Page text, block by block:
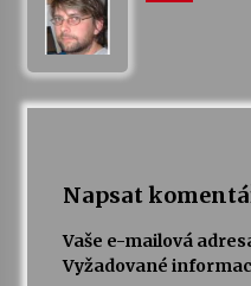
Napsat
Vaše e-mailová
Vyžadované